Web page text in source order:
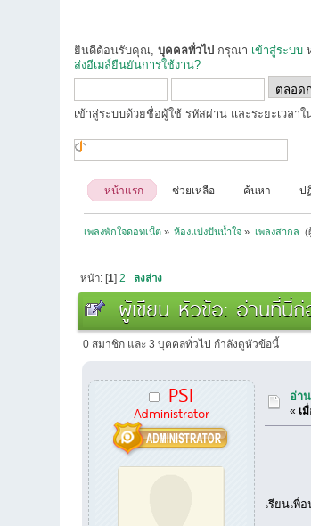
ยินดีต้อนรับคุณ,บุคคลทั่วไป กรุณา เข้าสู่ระบบ
ส่งอีเมล์ยืนยันการใช้งาน?
เข้าสู่ระบบด้วยชื่อผู้ใช้ รหัสผ่าน และระยะเวลา
หน้าแรก ช่วยเหลือ ค้นหา ป
เพลงพักใจดอทเน็ต» ห้องแบ่งปันน้ำใจ » เพลงสากล (
หน้า: [1] 2 ลงล่าง
ผู้เขียน หัวข้อ: อ่านที่นี่
0 สมาชิก และ 3 บุคคลทั่วไป กำลังดูหัวข้อนี้
PSI
Administrator
อ่า
« เ
เรียนเพื่